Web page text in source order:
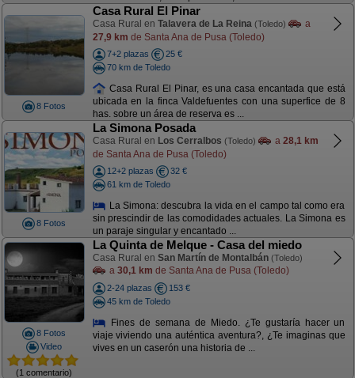
8 Fotos
Casa Rural El Pinar
Casa Rural en Talavera de La Reina (Toledo)
a
27,9 km de Santa Ana de Pusa (Toledo)
7+2 plazas
25 €
70 km de Toledo
Casa Rural El Pinar, es una casa encantada que está
ubicada en la finca Valdefuentes con una superfice de 8
has. sobre un área de reserva es ...
8 Fotos
La Simona Posada
Casa Rural en Los Cerralbos (Toledo) a 28,1 km
de Santa Ana de Pusa (Toledo)
12+2 plazas
32 €
61 km de Toledo
La Simona: descubra la vida en el campo tal como era
sin prescindir de las comodidades actuales. La Simona es
un paraje singular y encantado ...
8 Fotos
Video
(1 comentario)
La Quinta de Melque - Casa del miedo
Casa Rural en San Martín de Montalbán (Toledo)
a 30,1 km de Santa Ana de Pusa (Toledo)
2-24 plazas
153 €
45 km de Toledo
Fines de semana de Miedo. ¿Te gustaría hacer un
viaje viviendo una auténtica aventura?, ¿Te imaginas que
vives en un caserón una historia de ...